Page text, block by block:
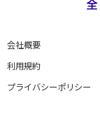
会社概要
利用規約
プライバシーポリシー